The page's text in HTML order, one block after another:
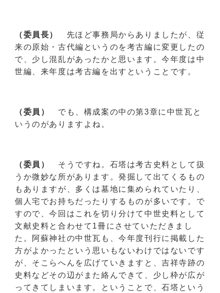
（委員長） 先ほど事務局からありましたが、従
来の原始・古代編というのを考古編に変更したの
で、少し混乱があったかと思います。今年度は中
世編、来年度は考古編を出すということです。
（委員） でも、構成案の中の第3章に中世瓦と
いうのがありますよね。
（委員） そうですね。石塔は考古史料として扱
うか微妙な所があります。発掘して出てくるもの
もありますが、多くは墓地に集められていたり、
個人宅でお持ちだったりするものが多いです。で
すので、今回はこれを切り分けて中世史料として
文献史料と合わせて1冊にさせていただきまし
た。阿蘇神社の中世瓦も、今年度刊行に掲載した
方がよかったという思いもないわけではないです
が、そこらへんを広げていきますと、吉祥寺跡の
史料などその辺がまた絡んできて、少し枠が広が
ってきてしまいます。ということで、石塔という